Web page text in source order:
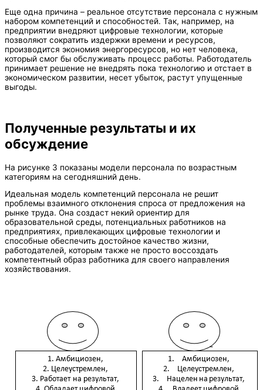
Еще одна причина – реальное отсутствие персонала с нужным
набором компетенций и способностей. Так, например, на
предприятии внедряют цифровые технологии, которые
позволяют сократить издержки времени и ресурсов,
производится экономия энергоресурсов, но нет человека,
который смог бы обслуживать процесс работы. Работодатель
принимает решение не внедрять пока технологию и отстает в
экономическом развитии, несет убыток, растут упущенные
выгоды.
Полученные результаты и их
обсуждение
На рисунке 3 показаны модели персонала по возрастным
категориям на сегодняшний день.
Идеальная модель компетенций персонала не решит
проблемы взаимного отклонения спроса от предложения на
рынке труда. Она создаст некий ориентир для
образовательной среды, потенциальных работников на
предприятиях, привлекающих цифровые технологии и
способные обеспечить достойное качество жизни,
работодателей, которым также не просто воссоздать
компетентный образ работника для своего направления
хозяйствования.